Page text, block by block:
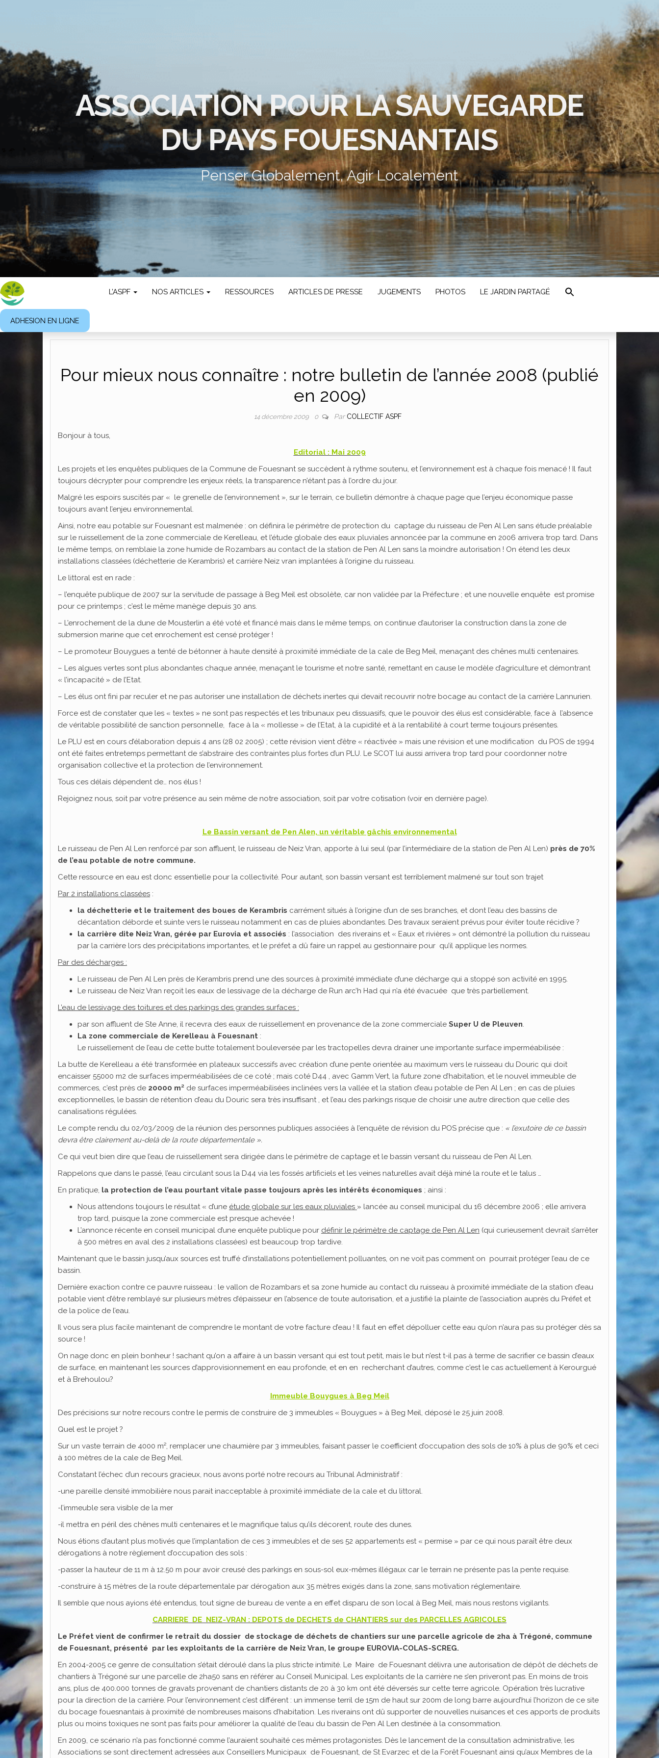
ASSOCIATION POUR LA SAUVEGARDE
DU PAYS FOUESNANTAIS
Penser Globalement, Agir Localement
L’ASPF NOS ARTICLES RESSOURCES ARTICLES DE PRESSE JUGEMENTS PHOTOS LE JARDIN PARTAGÉ
ADHESION EN LIGNE
Pour mieux nous connaître : notre bulletin de l’année 2008 (publié
en 2009)
14 décembre 2009 0 Par COLLECTIF ASPF
Bonjour à tous,
Editorial : Mai 2009
Les projets et les enquêtes publiques de la Commune de Fouesnant se succèdent à rythme soutenu, et l’environnement est à chaque fois menacé ! Il faut
toujours décrypter pour comprendre les enjeux réels, la transparence n’étant pas à l’ordre du jour.
Malgré les espoirs suscités par « le grenelle de l’environnement », sur le terrain, ce bulletin démontre à chaque page que l’enjeu économique passe
toujours avant l’enjeu environnemental.
Ainsi, notre eau potable sur Fouesnant est malmenée : on définira le périmètre de protection du captage du ruisseau de Pen Al Len sans étude préalable
sur le ruissellement de la zone commerciale de Kerelleau, et l’étude globale des eaux pluviales annoncée par la commune en 2006 arrivera trop tard. Dans
le même temps, on remblaie la zone humide de Rozambars au contact de la station de Pen Al Len sans la moindre autorisation ! On étend les deux
installations classées (déchetterie de Kerambris) et carrière Neiz vran implantées à l’origine du ruisseau.
Le littoral est en rade :
– l’enquête publique de 2007 sur la servitude de passage à Beg Meil est obsolète, car non validée par la Préfecture ; et une nouvelle enquête est promise
pour ce printemps ; c’est le même manège depuis 30 ans.
– L’enrochement de la dune de Mousterlin a été voté et financé mais dans le même temps, on continue d’autoriser la construction dans la zone de
submersion marine que cet enrochement est censé protéger !
– Le promoteur Bouygues a tenté de bétonner à haute densité à proximité immédiate de la cale de Beg Meil, menaçant des chênes multi centenaires.
– Les algues vertes sont plus abondantes chaque année, menaçant le tourisme et notre santé, remettant en cause le modèle d’agriculture et démontrant
« l’incapacité » de l’Etat.
– Les élus ont fini par reculer et ne pas autoriser une installation de déchets inertes qui devait recouvrir notre bocage au contact de la carrière Lannurien.
Force est de constater que les « textes » ne sont pas respectés et les tribunaux peu dissuasifs, que le pouvoir des élus est considérable, face à l’absence
de véritable possibilité de sanction personnelle, face à la « mollesse » de l’Etat, à la cupidité et à la rentabilité à court terme toujours présentes.
Le PLU est en cours d’élaboration depuis 4 ans (28 02 2005) ; cette révision vient d’être « réactivée » mais une révision et une modification du POS de 1994
ont été faites entretemps permettant de s’abstraire des contraintes plus fortes d’un PLU. Le SCOT lui aussi arrivera trop tard pour coordonner notre
organisation collective et la protection de l’environnement.
Tous ces délais dépendent de… nos élus !
Rejoignez nous, soit par votre présence au sein même de notre association, soit par votre cotisation (voir en dernière page).
Le Bassin versant de Pen Alen, un véritable gâchis environnemental
Le ruisseau de Pen Al Len renforcé par son affluent, le ruisseau de Neiz Vran, apporte à lui seul (par l’intermédiaire de la station de Pen Al Len) près de 70%
de l’eau potable de notre commune.
Cette ressource en eau est donc essentielle pour la collectivité. Pour autant, son bassin versant est terriblement malmené sur tout son trajet
Par 2 installations classées :
la déchetterie et le traitement des boues de Kerambris carrément situés à l’origine d’un de ses branches, et dont l’eau des bassins de
décantation déborde et suinte vers le ruisseau notamment en cas de pluies abondantes. Des travaux seraient prévus pour éviter toute récidive ?
la carrière dite Neiz Vran, gérée par Eurovia et associés : l’association des riverains et « Eaux et rivières » ont démontré la pollution du ruisseau
par la carrière lors des précipitations importantes, et le préfet a dû faire un rappel au gestionnaire pour qu’il applique les normes.
Par des décharges :
Le ruisseau de Pen Al Len près de Kerambris prend une des sources à proximité immédiate d’une décharge qui a stoppé son activité en 1995.
Le ruisseau de Neiz Vran reçoit les eaux de lessivage de la décharge de Run arc’h Had qui n’a été évacuée que très partiellement.
L’eau de lessivage des toitures et des parkings des grandes surfaces :
par son affluent de Ste Anne, il recevra des eaux de ruissellement en provenance de la zone commerciale Super U de Pleuven
La zone commerciale de Kerelleau à Fouesnant :
Le ruissellement de l’eau de cette butte totalement bouleversée par les tractopelles devra drainer une importante surface imperméabilisée :
La butte de Kerelleau a été transformée en plateaux successifs avec création d’une pente orientée au maximum vers le ruisseau du Douric qui doit
encaisser 55000 m2 de surfaces imperméabilisées de ce coté ; mais coté D44 , avec Gamm Vert, la future zone d’habitation, et le nouvel immeuble de
commerces, c’est près de 20000 m² de surfaces imperméabilisées inclinées vers la vallée et la station d’eau potable de Pen Al Len ; en cas de pluies
exceptionnelles, le bassin de rétention d’eau du Douric sera très insuffisant , et l’eau des parkings risque de choisir une autre direction que celle des
canalisations régulées.
Le compte rendu du 02/03/2009 de la réunion des personnes publiques associées à l’enquête de révision du POS précise que : « l’exutoire de ce bassin
devra être clairement au-delà de la route départementale ».
Ce qui veut bien dire que l’eau de ruissellement sera dirigée dans le périmètre de captage et le bassin versant du ruisseau de Pen Al Len.
Rappelons que dans le passé, l’eau circulant sous la D44 via les fossés artificiels et les veines naturelles avait déjà miné la route et le talus …
En pratique, la protection de l’eau pourtant vitale passe toujours après les intérêts économiques ; ainsi :
Nous attendons toujours le résultat « d’une étude globale sur les eaux pluviales » lancée au conseil municipal du 16 décembre 2006 ; elle arrivera
trop tard, puisque la zone commerciale est presque achevée !
L’annonce récente en conseil municipal d’une enquête publique pour définir le périmètre de captage de Pen Al Len (qui curieusement devrait s’arrêter
à 500 mètres en aval des 2 installations classées) est beaucoup trop tardive.
Maintenant que le bassin jusqu’aux sources est truffé d’installations potentiellement polluantes, on ne voit pas comment on pourrait protéger l’eau de ce
bassin.
Dernière exaction contre ce pauvre ruisseau : le vallon de Rozambars et sa zone humide au contact du ruisseau à proximité immédiate de la station d’eau
potable vient d’être remblayé sur plusieurs mètres d’épaisseur en l’absence de toute autorisation, et a justifié la plainte de l’association auprès du Préfet et
de la police de l’eau.
Il vous sera plus facile maintenant de comprendre le montant de votre facture d’eau ! Il faut en effet dépolluer cette eau qu’on n’aura pas su protéger dès sa
source !
On nage donc en plein bonheur ! sachant qu’on a affaire à un bassin versant qui est tout petit, mais le but n’est t-il pas à terme de sacrifier ce bassin d’eaux
de surface, en maintenant les sources d’approvisionnement en eau profonde, et en en recherchant d’autres, comme c’est le cas actuellement à Kerourgué
et à Brehoulou?
Immeuble Bouygues à Beg Meil
Des précisions sur notre recours contre le permis de construire de 3 immeubles « Bouygues » à Beg Meil, déposé le 25 juin 2008.
Quel est le projet ?
Sur un vaste terrain de 4000 m², remplacer une chaumière par 3 immeubles, faisant passer le coefficient d’occupation des sols de 10% à plus de 90% et ceci
à 100 mètres de la cale de Beg Meil.
Constatant l’échec d’un recours gracieux, nous avons porté notre recours au Tribunal Administratif :
-une pareille densité immobilière nous parait inacceptable à proximité immédiate de la cale et du littoral.
-l’immeuble sera visible de la mer
-il mettra en péril des chênes multi centenaires et le magnifique talus qu’ils décorent, route des dunes.
Nous étions d’autant plus motivés que l’implantation de ces 3 immeubles et de ses 52 appartements est « permise » par ce qui nous paraît être deux
dérogations à notre règlement d’occupation des sols :
-passer la hauteur de 11 m à 12.50 m pour avoir creusé des parkings en sous-sol eux-mêmes illégaux car le terrain ne présente pas la pente requise.
-construire à 15 mètres de la route départementale par dérogation aux 35 mètres exigés dans la zone, sans motivation réglementaire.
Il semble que nous ayions été entendus, tout signe de bureau de vente a en effet disparu de son local à Beg Meil, mais nous restons vigilants.
CARRIERE DE NEIZ-VRAN : DEPOTS de DECHETS de CHANTIERS sur des PARCELLES AGRICOLES
Le Préfet vient de confirmer le retrait du dossier de stockage de déchets de chantiers sur une parcelle agricole de 2ha à Trégoné, commune
de Fouesnant, présenté par les exploitants de la carrière de Neiz Vran, le groupe EUROVIA-COLAS-SCREG.
En 2004-2005 ce genre de consultation s’était déroulé dans la plus stricte intimité. Le Maire de Fouesnant délivra une autorisation de dépôt de déchets de
chantiers à Trégoné sur une parcelle de 2ha50 sans en référer au Conseil Municipal. Les exploitants de la carrière ne s’en priveront pas. En moins de trois
ans, plus de 400.000 tonnes de gravats provenant de chantiers distants de 20 à 30 km ont été déversés sur cette terre agricole. Opération très lucrative
pour la direction de la carrière. Pour l’environnement c’est différent : un immense terril de 15m de haut sur 200m de long barre aujourd’hui l’horizon de ce site
du bocage fouesnantais à proximité de nombreuses maisons d’habitation. Les riverains ont dû supporter de nouvelles nuisances et ces apports de produits
plus ou moins toxiques ne sont pas faits pour améliorer la qualité de l’eau du bassin de Pen Al Len destinée à la consommation.
En 2009, ce scénario n’a pas fonctionné comme l’auraient souhaité ces mêmes protagonistes. Dès le lancement de la consultation administrative, les
Associations se sont directement adressées aux Conseillers Municipaux de Fouesnant, de St Evarzec et de la Forêt Fouesnant ainsi qu’aux Membres de la